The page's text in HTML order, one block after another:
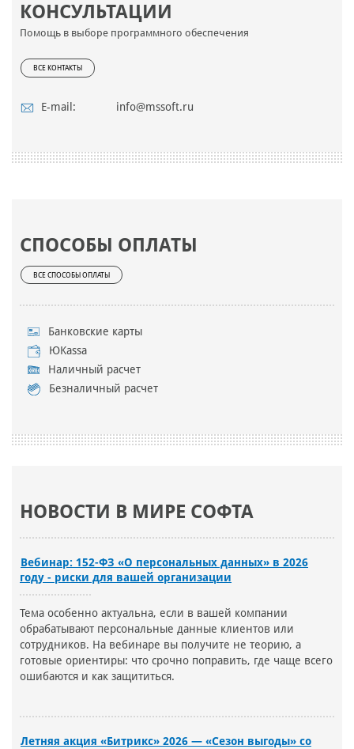
КОНСУЛЬТАЦИИ
Помощь в выборе программного обеспечения
ВСЕ КОНТАКТЫ
E-mail: info@mssoft.ru
СПОСОБЫ ОПЛАТЫ
ВСЕ СПОСОБЫ ОПЛАТЫ
Банковские карты
ЮKassa
Наличный расчет
Безналичный расчет
НОВОСТИ В МИРЕ СОФТА
Вебинар: 152-ФЗ «О персональных данных» в 2026
году - риски для вашей организации
Тема особенно актуальна, если в вашей компании
обрабатывают персональные данные клиентов или
сотрудников. На вебинаре вы получите не теорию, а
готовые ориентиры: что срочно поправить, где чаще всего
ошибаются и как защититься.
Летняя акция «Битрикс» 2026 — «Сезон выгоды» со